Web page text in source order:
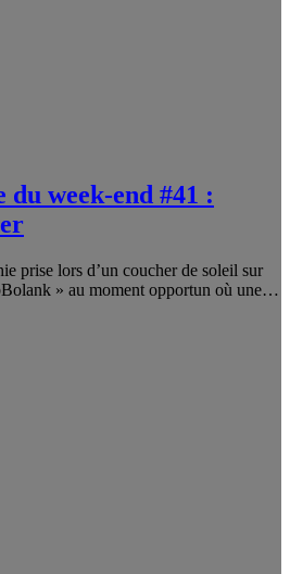
du week-end #41 :
prise lors d’un coucher de soleil sur
» au moment opportun où une…